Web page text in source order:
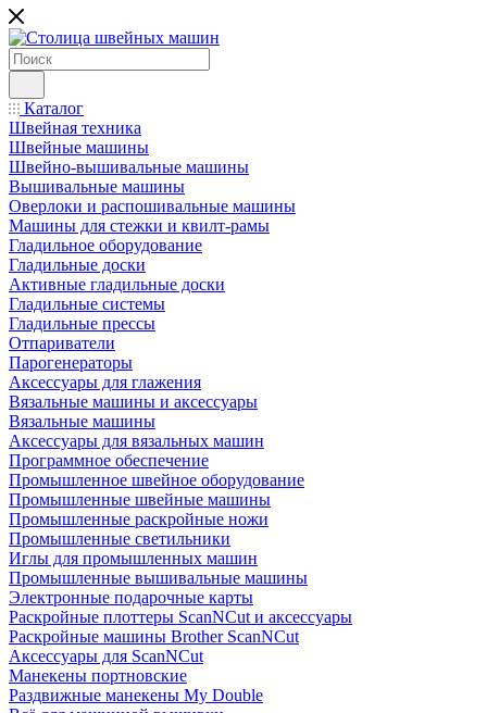
Каталог
Швейная техника
Швейные машины
Швейно-вышивальные машины
Вышивальные машины
Оверлоки и распошивальные машины
Машины для стежки и квилт-рамы
Гладильное оборудование
Гладильные доски
Активные гладильные доски
Гладильные системы
Гладильные прессы
Отпариватели
Парогенераторы
Аксессуары для глажения
Вязальные машины и аксессуары
Вязальные машины
Аксессуары для вязальных машин
Программное обеспечение
Промышленное швейное оборудование
Промышленные швейные машины
Промышленные раскройные ножи
Промышленные светильники
Иглы для промышленных машин
Промышленные вышивальные машины
Электронные подарочные карты
Раскройные плоттеры ScanNCut и аксессуары
Раскройные машины Brother ScanNCut
Аксессуары для ScanNCut
Манекены портновские
Раздвижные манекены My Double